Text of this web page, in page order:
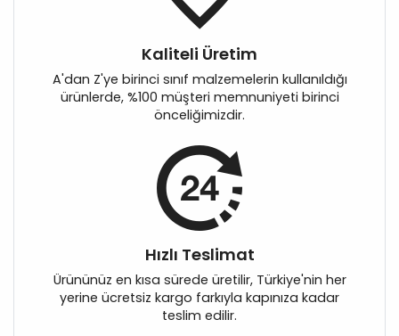
Kaliteli Üretim
A'dan Z'ye birinci sınıf malzemelerin kullanıldığı
ürünlerde, %100 müşteri memnuniyeti birinci
önceliğimizdir.
Hızlı Teslimat
Ürününüz en kısa sürede üretilir, Türkiye'nin her
yerine ücretsiz kargo farkıyla kapınıza kadar
teslim edilir.